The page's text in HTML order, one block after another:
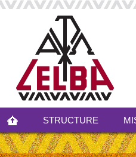
STRUCTURE